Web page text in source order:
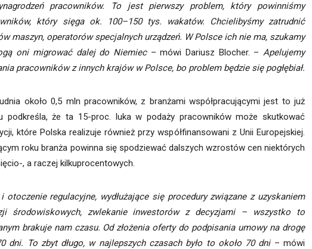
pracowników. To jest pierwszy problem, który powinniśmy
który sięga ok. 100–150 tys. wakatów. Chcielibyśmy zatrudnić
maszyn, operatorów specjalnych urządzeń. W Polsce ich nie ma, szukamy
oni migrować dalej do Niemiec – mówi Dariusz Blocher. – Apelujemy
pracowników z innych krajów w Polsce, bo problem będzie się pogłębiał.
około 0,5 mln pracowników, z branżami współpracującymi jest to już
podkreśla, że ta 15-proc. luka w podaży pracowników może skutkować
które Polska realizuje również przy współfinansowani z Unii Europejskiej.
roku branża powinna się spodziewać dalszych wzrostów cen niektórych
, a raczej kilkuprocentowych.
regulacyjne, wydłużające się procedury związane z uzyskaniem
środowiskowych, zwlekanie inwestorów z decyzjami – wszystko to
brakuje nam czasu. Od złożenia oferty do podpisania umowy na drogę
dni. To zbyt długo, w najlepszych czasach było to około 70 dni – mówi